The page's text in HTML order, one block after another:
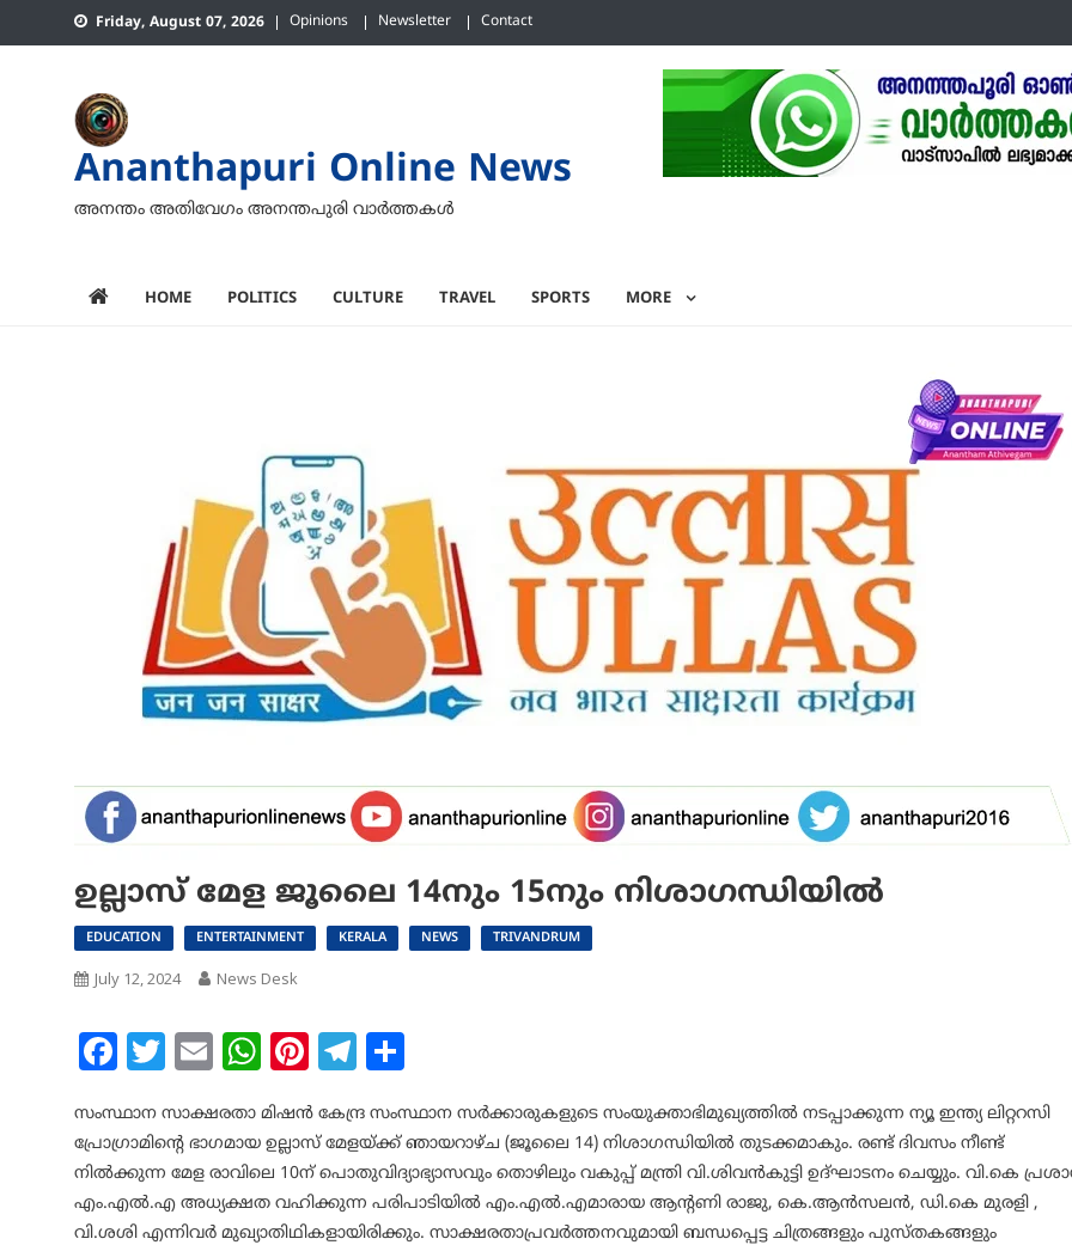
to
Friday, August 07, 2026 Opinions Newsletter Contact
Ananthapuri Online News
അനന്തം അതിവേഗം അനന്തപുരി വാര്‍ത്തകള്‍
HOME POLITICS CULTURE TRAVEL SPORTS MORE
ഉല്ലാസ് മേള ജൂലൈ 14നും 15നും നിശാഗന്ധിയിൽ
EDUCATION ENTERTAINMENT KERALA NEWS TRIVANDRUM
July 12, 2024 News Desk
Facebook
Twitter
EmailWhatsApp
Pinterest
Telegram
സംസ്ഥാന സാക്ഷരതാ മിഷൻ കേന്ദ്ര സംസ്ഥാന സർക്കാരുകളുടെ സംയുക്താഭിമുഖ്യത്തിൽ നടപ്പാക്കുന്ന ന്യൂ ഇന്ത്യ ലിറ്ററസി
പ്രോഗ്രാമിന്റെ ഭാഗമായ ഉല്ലാസ് മേളയ്ക്ക് ഞായറാഴ്ച (ജൂലൈ 14) നിശാഗന്ധിയിൽ തുടക്കമാകും. രണ്ട് ദിവസം നീണ്ട്
നിൽക്കുന്ന മേള രാവിലെ 10ന് പൊതുവിദ്യാഭ്യാസവും തൊഴിലും വകുപ്പ് മന്ത്രി വി.ശിവൻകുട്ടി ഉദ്ഘാടനം ചെയ്യും. വി.കെ
എം.എൽ.എ അധ്യക്ഷത വഹിക്കുന്ന പരിപാടിയിൽ എം.എൽ.എമാരായ ആന്റണി രാജു, കെ.ആൻസലൻ, ഡി.കെ മുരളി ,
വി.ശശി എന്നിവർ മുഖ്യാതിഥികളായിരിക്കും. സാക്ഷരതാപ്രവർത്തനവുമായി ബന്ധപ്പെട്ട ചിത്രങ്ങളും പുസ്തകങ്ങളും